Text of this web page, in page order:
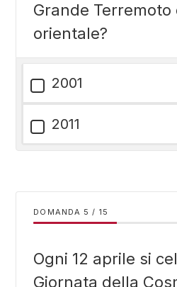
Grande Terremoto
orientale?
2001
2011
DOMANDA / 15
Ogni 12 aprile si
Giornata della